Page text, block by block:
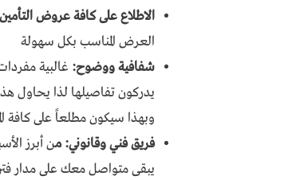
الاطلاع على كافة عروض
العرض المناسب بكل سهولة
شفافية ووضوح: غالبية
يدركون تفاصيلها لذا يحاول
وبهذا سيكون مطلعاً على كافة
فريق فني وقانوني: من أبرز
يبقى متواصل معك على مدار